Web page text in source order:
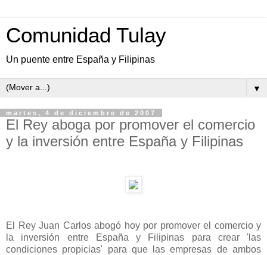
Comunidad Tulay
Un puente entre España y Filipinas
▼
martes, 4 de diciembre de 2007
El Rey aboga por promover el comercio
y la inversión entre España y Filipinas
El Rey Juan Carlos abogó hoy por promover el comercio y
la inversión entre España y Filipinas para crear 'las
condiciones propicias' para que las empresas de ambos